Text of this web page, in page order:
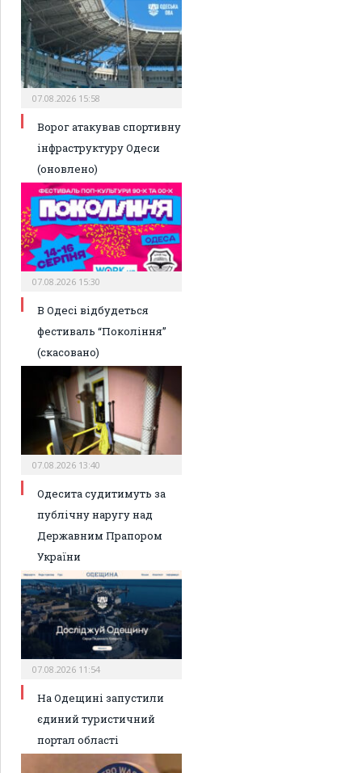
07.08.2026 15:58
Ворог атакував спортивну
інфраструктуру Одеси
(оновлено)
07.08.2026 15:30
В Одесі відбудеться
фестиваль “Покоління”
(скасовано)
07.08.2026 13:40
Одесита судитимуть за
публічну наругу над
Державним Прапором
України
07.08.2026 11:54
На Одещині запустили
єдиний туристичний
портал області